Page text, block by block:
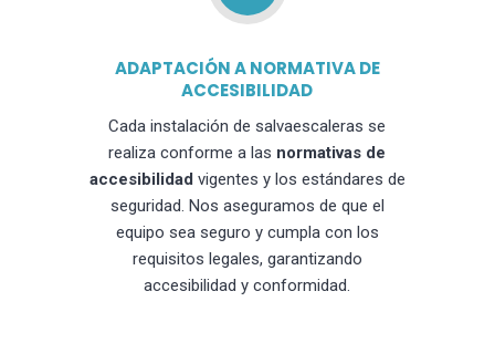
ADAPTACIÓN A NORMATIVA DE
ACCESIBILIDAD
Cada instalación de salvaescaleras se
realiza conforme a las normativas de
accesibilidad vigentes y los estándares de
seguridad. Nos aseguramos de que el
equipo sea seguro y cumpla con los
requisitos legales, garantizando
accesibilidad y conformidad.